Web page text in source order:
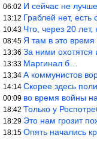
06:02 И сейчас не
13:12 Граблей нет, есть
10:43 Что, через 20 лет,
08:45 Я там в это
13:36 За ними охотятся
13:33 Маргинал б…
13:34 А коммунистов
14:14 Скорее здесь
00:09 во время войны
18:42 Только у
18:29 Это нам грозит
18:15 Опять начались